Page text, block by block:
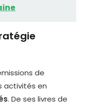
de
activités en
. De ses livres de